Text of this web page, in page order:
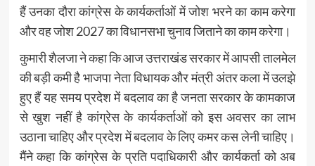
हैं उनका दौरा कांग्रेस के कार्यकर्ताओं में जोश भरने का काम करेगा
और वह जोश 2027 का विधानसभा चुनाव जिताने का काम करेगा।
कुमारी शैलजा ने कहा कि आज उत्तराखंड सरकार में आपसी तालमेल
की बड़ी कमी है भाजपा नेता विधायक और मंत्री अंतर कला में उलझे
हुए हैं यह समय प्रदेश में बदलाव का है जनता सरकार के कामकाज
से खुश नहीं है कांग्रेस के कार्यकर्ताओं को इस अवसर का लाभ
उठाना चाहिए और प्रदेश में बदलाव के लिए कमर कस लेनी चाहिए।
मैंने कहा कि कांग्रेस के प्रति पदाधिकारी और कार्यकर्ता को अब